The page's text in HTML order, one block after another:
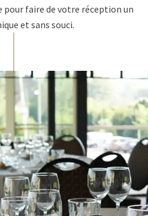
pour faire de votre réception un
et sans souci.